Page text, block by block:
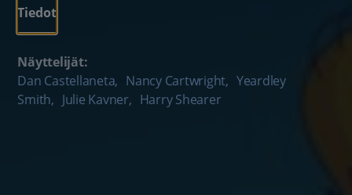
Tiedot
Näyttelijät:
Dan Castellaneta, Nancy Cartwright, Yeardley
Smith, Julie Kavner, Harry Shearer